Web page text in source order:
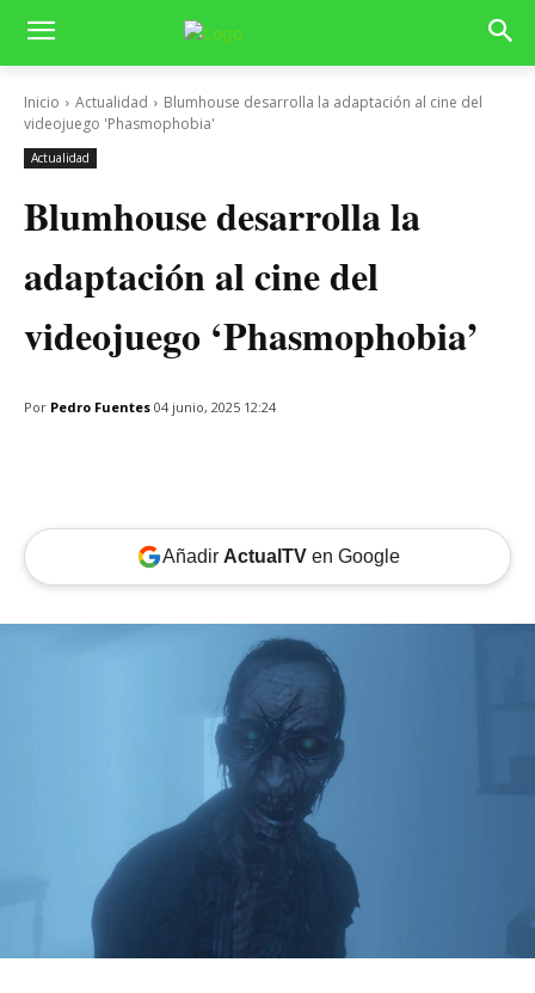
Inicio Actualidad
Blumhouse desarrolla la adaptación al cine del
videojuego 'Phasmophobia'
Actualidad
Blumhouse desarrolla la
adaptación al cine del
videojuego ‘Phasmophobia’
Por Pedro Fuentes 04 junio, 2025 12:24
Añadir ActualTVen Google